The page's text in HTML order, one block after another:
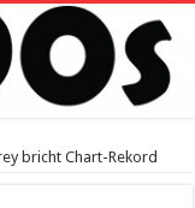
bricht Chart-Rekord